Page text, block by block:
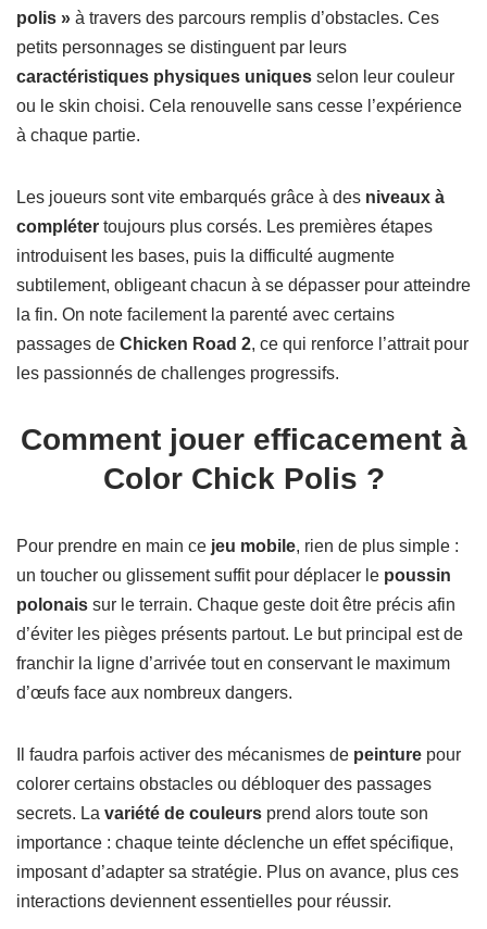
polis » à travers des parcours remplis d’obstacles. Ces
petits personnages se distinguent par leurs
caractéristiques physiques uniques selon leur couleur
ou le skin choisi. Cela renouvelle sans cesse l’expérience
à chaque partie.
Les joueurs sont vite embarqués grâce à des niveaux à
compléter toujours plus corsés. Les premières étapes
introduisent les bases, puis la difficulté augmente
subtilement, obligeant chacun à se dépasser pour atteindre
la fin. On note facilement la parenté avec certains
passages de Chicken Road 2, ce qui renforce l’attrait pour
les passionnés de challenges progressifs.
Comment jouer efficacement à
Color Chick Polis ?
Pour prendre en main ce jeu mobile, rien de plus simple :
un toucher ou glissement suffit pour déplacer le poussin
polonais sur le terrain. Chaque geste doit être précis afin
d’éviter les pièges présents partout. Le but principal est de
franchir la ligne d’arrivée tout en conservant le maximum
d’œufs face aux nombreux dangers.
Il faudra parfois activer des mécanismes de peinture pour
colorer certains obstacles ou débloquer des passages
secrets. La variété de couleurs prend alors toute son
importance : chaque teinte déclenche un effet spécifique,
imposant d’adapter sa stratégie. Plus on avance, plus ces
interactions deviennent essentielles pour réussir.